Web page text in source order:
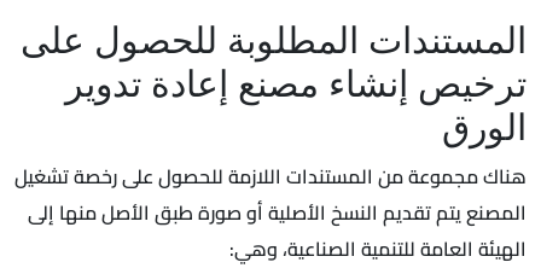
المستندات المطلوبة للحصول على
ترخيص إنشاء مصنع إعادة تدوير
الورق
هناك مجموعة من المستندات اللازمة للحصول على رخصة تشغيل
المصنع يتم تقديم النسخ الأصلية أو صورة طبق الأصل منها إلى
الهيئة العامة للتنمية الصناعية، وهي: